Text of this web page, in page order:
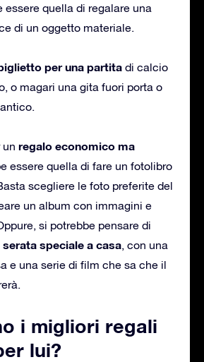
essere quella di regalare una
di un oggetto materiale.
per una partita di calcio
o magari una gita fuori porta o
un regalo economico ma
essere quella di fare un fotolibro
scegliere le foto preferite del
un album con immagini e
si potrebbe pensare di
speciale a casa, con una
e una serie di film che sa che il
i migliori regali
lui?